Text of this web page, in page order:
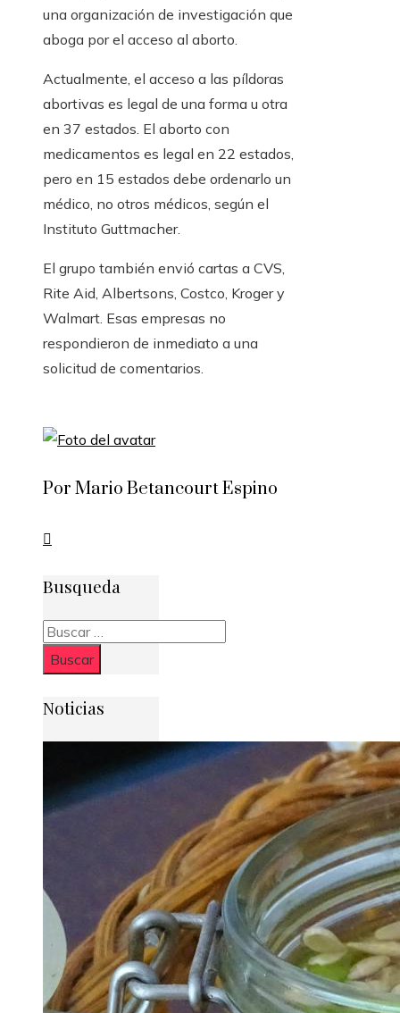
una organización de investigación que
aboga por el acceso al aborto.
Actualmente, el acceso a las píldoras
abortivas es legal de una forma u otra
en 37 estados. El aborto con
medicamentos es legal en 22 estados,
pero en 15 estados debe ordenarlo un
médico, no otros médicos, según el
Instituto Guttmacher.
El grupo también envió cartas a CVS,
Rite Aid, Albertsons, Costco, Kroger y
Walmart. Esas empresas no
respondieron de inmediato a una
solicitud de comentarios.
Por Mario Betancourt Espino
Busqueda
Buscar:
Noticias